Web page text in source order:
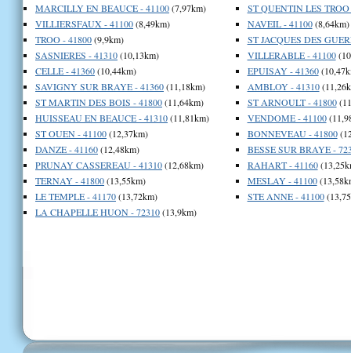
MARCILLY EN BEAUCE - 41100(7,97km)
VILLIERSFAUX - 41100(8,49km)
TROO - 41800(9,9km)
SASNIERES - 41310(10,13km)
CELLE - 41360(10,44km)
SAVIGNY SUR BRAYE - 41360(11,18km)
ST MARTIN DES BOIS - 41800(11,64km)
HUISSEAU EN BEAUCE - 41310(11,81km)
ST OUEN - 41100(12,37km)
DANZE - 41160(12,48km)
PRUNAY CASSEREAU - 41310(12,68km)
TERNAY - 41800(13,55km)
LE TEMPLE - 41170(13,72km)
LA CHAPELLE HUON - 72310(13,9km)
ST QUENTIN LES TROO
NAVEIL - 41100(8,64km)
ST JACQUES DES
VILLERABLE - 41100
EPUISAY - 41360
AMBLOY - 41310
ST ARNOULT - 41800
VENDOME - 41100
BONNEVEAU - 41800
BESSE SUR BRAYE -
RAHART - 41160
MESLAY - 41100
STE ANNE - 41100